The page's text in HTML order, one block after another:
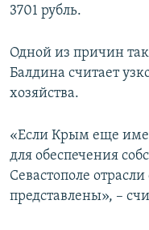
3701 рубль.
Одной из причин
Балдина считает
хозяйства.
«Если Крым еще
для обеспечения
Севастополе
представлены», –